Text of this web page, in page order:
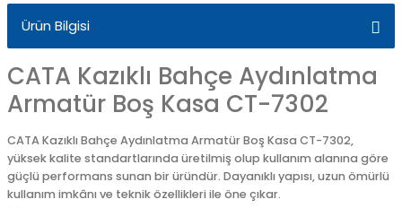
Ürün Bilgisi
CATA Kazıklı Bahçe Aydınlatma
Armatür Boş Kasa CT-7302
CATA Kazıklı Bahçe Aydınlatma Armatür Boş Kasa CT-7302,
yüksek kalite standartlarında üretilmiş olup kullanım alanına göre
güçlü performans sunan bir üründür. Dayanıklı yapısı, uzun ömürlü
kullanım imkânı ve teknik özellikleri ile öne çıkar.